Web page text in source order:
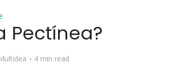
Pectínea?
4 min read